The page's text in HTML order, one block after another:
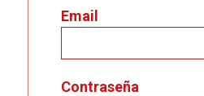
Email
Contraseña